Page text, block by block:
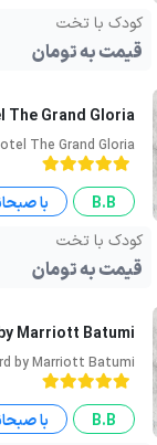
کودک با تخت
قیمت به تومان
The Grand Gloria
The Grand Gloria
B.B
با
کودک با تخت
قیمت به تومان
Marriott Batumi
by Marriott Batumi
B.B با